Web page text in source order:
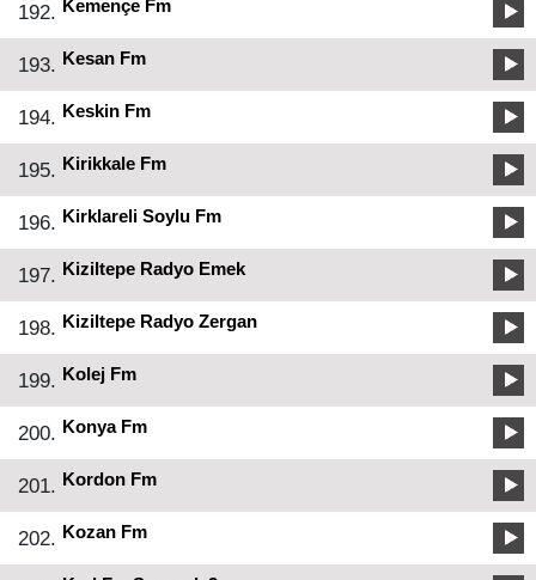
192. Kemençe Fm
193. Kesan Fm
194. Keskin Fm
195. Kirikkale Fm
196. Kirklareli Soylu Fm
197. Kiziltepe Radyo Emek
198. Kiziltepe Radyo Zergan
199. Kolej Fm
200. Konya Fm
201. Kordon Fm
202. Kozan Fm